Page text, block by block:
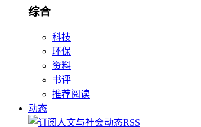
综合
科技
环保
资料
书评
推荐阅读
动态